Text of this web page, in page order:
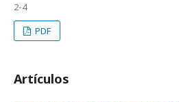
2-4
PDF
Artículos